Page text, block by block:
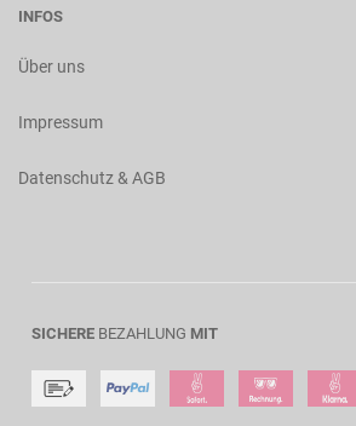
INFOS
Über uns
Impressum
Datenschutz & AGB
SICHERE BEZAHLUNG MIT